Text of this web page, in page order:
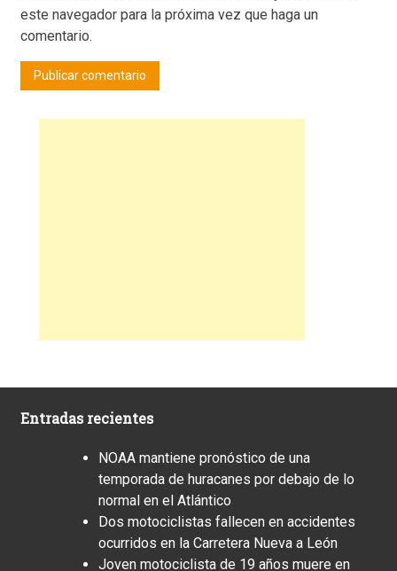
este navegador para la próxima vez que haga un
comentario.
Entradas recientes
NOAA mantiene pronóstico de una
temporada de huracanes por debajo de lo
normal en el Atlántico
Dos motociclistas fallecen en accidentes
ocurridos en la Carretera Nueva a León
Joven motociclista de 19 años muere en